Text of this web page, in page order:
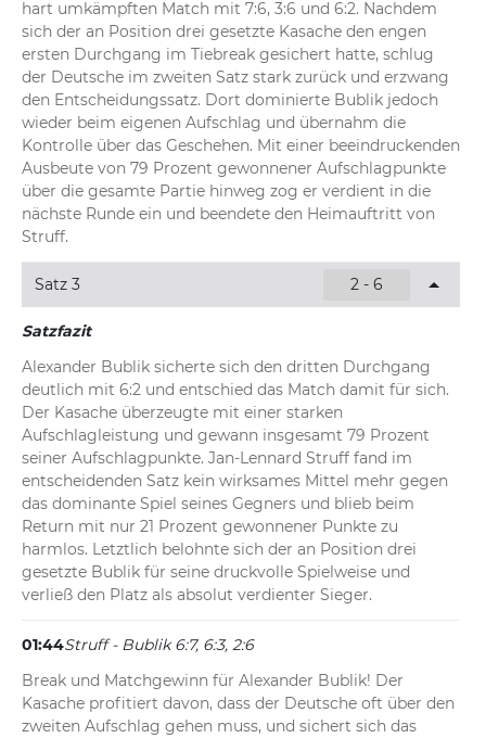
hart umkämpften Match mit 7:6, 3:6 und 6:2. Nachdem
sich der an Position drei gesetzte Kasache den engen
ersten Durchgang im Tiebreak gesichert hatte, schlug
der Deutsche im zweiten Satz stark zurück und erzwang
den Entscheidungssatz. Dort dominierte Bublik jedoch
wieder beim eigenen Aufschlag und übernahm die
Kontrolle über das Geschehen. Mit einer beeindruckenden
Ausbeute von 79 Prozent gewonnener Aufschlagpunkte
über die gesamte Partie hinweg zog er verdient in die
nächste Runde ein und beendete den Heimauftritt von
Struff.
Satz 3 2 - 6
Satzfazit
Alexander Bublik sicherte sich den dritten Durchgang
deutlich mit 6:2 und entschied das Match damit für sich.
Der Kasache überzeugte mit einer starken
Aufschlagleistung und gewann insgesamt 79 Prozent
seiner Aufschlagpunkte. Jan-Lennard Struff fand im
entscheidenden Satz kein wirksames Mittel mehr gegen
das dominante Spiel seines Gegners und blieb beim
Return mit nur 21 Prozent gewonnener Punkte zu
harmlos. Letztlich belohnte sich der an Position drei
gesetzte Bublik für seine druckvolle Spielweise und
verließ den Platz als absolut verdienter Sieger.
01:44Struff - Bublik 6:7, 6:3, 2:6
Break und Matchgewinn für Alexander Bublik! Der
Kasache profitiert davon, dass der Deutsche oft über den
zweiten Aufschlag gehen muss, und sichert sich das